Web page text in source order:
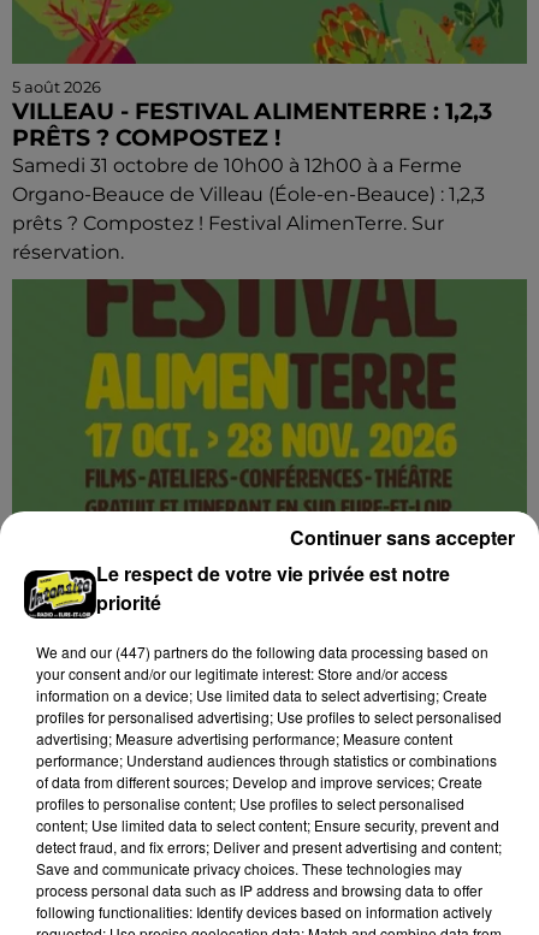
5 août 2026
VILLEAU - FESTIVAL ALIMENTERRE : 1,2,3
PRÊTS ? COMPOSTEZ !
Samedi 31 octobre de 10h00 à 12h00 à a Ferme
Organo-Beauce de Villeau (Éole-en-Beauce) : 1,2,3
prêts ? Compostez ! Festival AlimenTerre. Sur
réservation.
5 août 2026
CHÂTEAUDUN - FESTIVAL ALIMENTERRE :
UNE PAUSE GOURMANDE AUX SAVEURS...
Jeudi 29 octobre et 19 novembre de 9h00 à 13h00,
sur la marché de la place du 18 octobre : Une pause
gourmande aux saveurs de Beauce ! Festival
AlimenTerre.
Le respect de votre vie privée est notre
priorité
We and our (447) partnersdo the following data processing based on
your consent and/or our legitimate interest: Store and/or access
information on a device; Use limited data to select advertising; Create
profiles for personalised advertising; Use profiles to select personalised
advertising; Measure advertising performance; Measure content
performance; Understand audiences through statistics or combinations
of data from different sources; Develop and improve services; Create
profiles to personalise content; Use profiles to select personalised
content; Use limited data to select content; Ensure security, prevent and
detect fraud, and fix errors; Deliver and present advertising and content;
Save and communicate privacy choices. These technologies may
process personal data such as IP address and browsing data to offer
following functionalities: Identify devices based on information actively
Continuer sans accepter